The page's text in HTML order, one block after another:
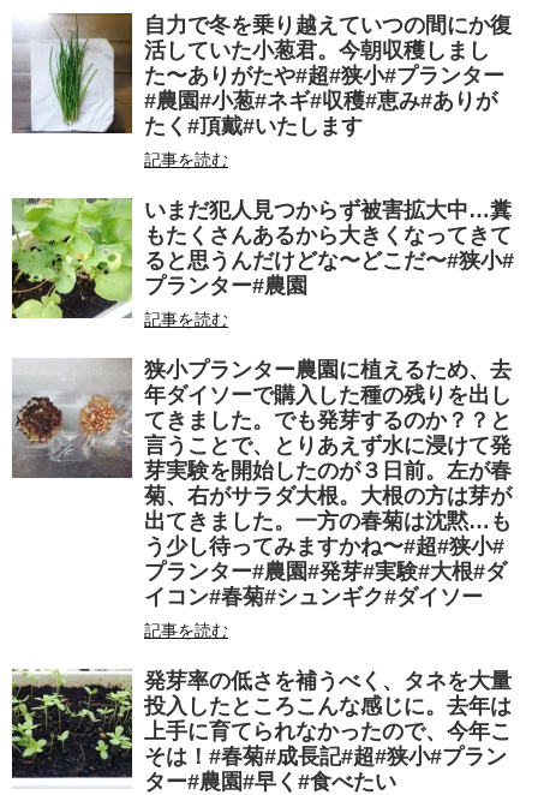
自力で冬を乗り越えていつの間にか復
活していた小葱君。今朝収穫しまし
た〜ありがたや#超#狭小#プランター
#農園#小葱#ネギ#収穫#恵み#ありが
たく#頂戴#いたします
記事を読む
いまだ犯人見つからず被害拡大中…糞
もたくさんあるから大きくなってきて
ると思うんだけどな〜どこだ〜#狭小#
プランター#農園
記事を読む
狭小プランター農園に植えるため、去
年ダイソーで購入した種の残りを出し
てきました。でも発芽するのか？？と
言うことで、とりあえず水に浸けて発
芽実験を開始したのが３日前。左が春
菊、右がサラダ大根。大根の方は芽が
出てきました。一方の春菊は沈黙…も
う少し待ってみますかね〜#超#狭小#
プランター#農園#発芽#実験#大根#ダ
イコン#春菊#シュンギク#ダイソー
記事を読む
発芽率の低さを補うべく、タネを大量
投入したところこんな感じに。去年は
上手に育てられなかったので、今年こ
そは！#春菊#成長記#超#狭小#プラン
ター#農園#早く#食べたい